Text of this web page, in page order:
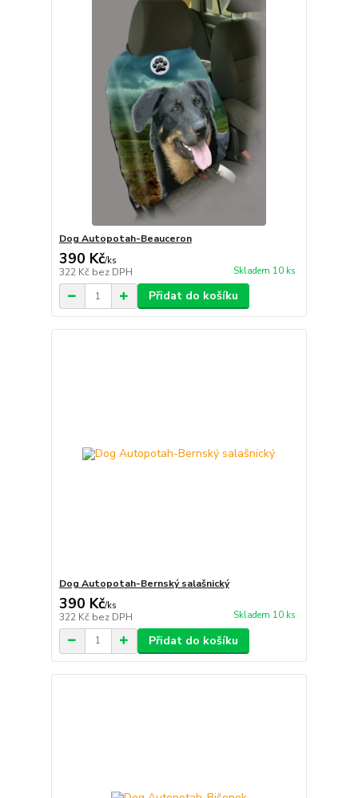
Dog Autopotah-Beauceron
390 Kč/ks
322 Kč bez DPH Skladem 10 ks
Přidat do košíku
Dog Autopotah-Bernský salašnický
390 Kč/ks
322 Kč bez DPH Skladem 10 ks
Přidat do košíku